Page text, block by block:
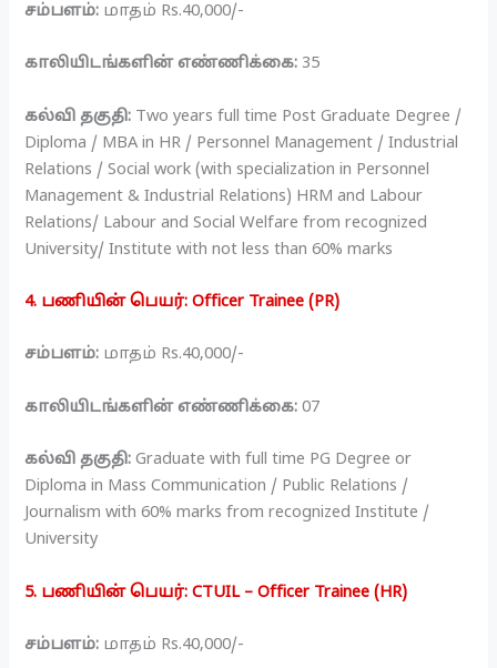
சம்பளம்: மாதம் Rs.40,000/-
காலியிடங்களின் எண்ணிக்கை: 35
கல்வி தகுதி: Two years full time Post Graduate Degree /
Diploma / MBA in HR / Personnel Management / Industrial
Relations / Social work (with specialization in Personnel
Management & Industrial Relations) HRM and Labour
Relations/ Labour and Social Welfare from recognized
University/ Institute with not less than 60% marks
4. பணியின் பெயர்: Officer Trainee (PR)
சம்பளம்: மாதம் Rs.40,000/-
காலியிடங்களின் எண்ணிக்கை: 07
கல்வி தகுதி: Graduate with full time PG Degree or
Diploma in Mass Communication / Public Relations /
Journalism with 60% marks from recognized Institute /
University
5. பணியின் பெயர்: CTUIL – Officer Trainee (HR)
சம்பளம்: மாதம் Rs.40,000/-